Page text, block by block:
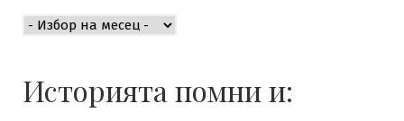
Историята помни и: